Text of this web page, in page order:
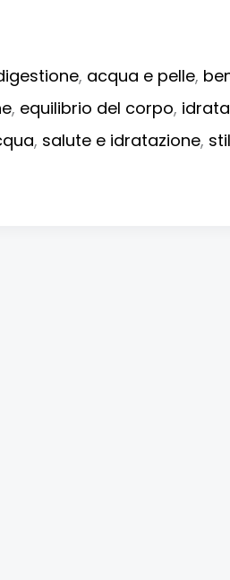
, acqua e pelle,
, equilibrio del corpo,
, salute e idratazione,